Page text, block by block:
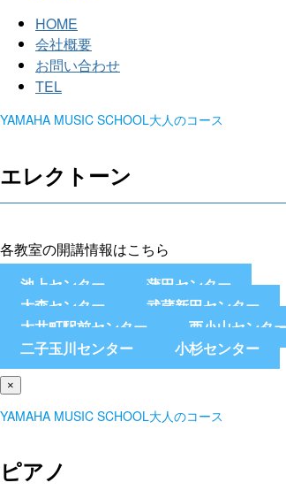
HOME
会社概要
お問い合わせ
TEL
YAMAHA MUSIC SCHOOL大人のコース
エレクトーン
各教室の開講情報はこちら
池上センター
蒲田センター
大森センター
武蔵新田センター
大井町駅前センター
西小山センタ
二子玉川センター
小杉センター
×
YAMAHA MUSIC SCHOOL大人のコース
ピアノ